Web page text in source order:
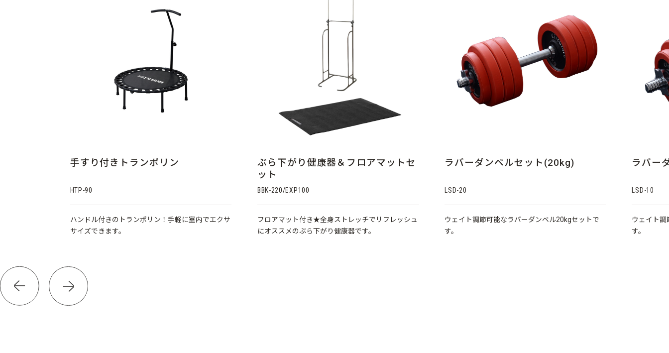
手すり付きトランポリン
HTP-90
ハンドル付きのトランポリン！手軽に室内でエクサ
サイズできます。
ぶら下がり健康器＆フロアマットセ
ット
BBK-220/EXP100
フロアマット付き★全身ストレッチでリフレッシュ
にオススメのぶら下がり健康器です。
ラバーダンベルセット(20kg)
LSD-20
ウェイト調節可能なラバーダンベル20kgセットで
す。
ラバー
LSD-10
ウェイト
す。